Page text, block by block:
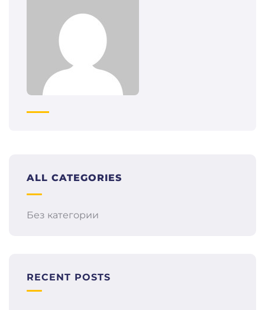
ALL CATEGORIES
Без категории
RECENT POSTS